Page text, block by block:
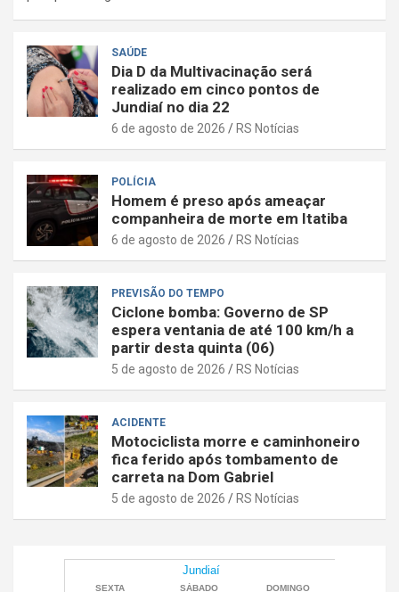
SAÚDE
Dia D da Multivacinação será
realizado em cinco pontos de
Jundiaí no dia 22
6 de agosto de 2026 RS Notícias
POLÍCIA
Homem é preso após ameaçar
companheira de morte em Itatiba
6 de agosto de 2026 RS Notícias
PREVISÃO DO TEMPO
Ciclone bomba: Governo de SP
espera ventania de até 100 km/h a
partir desta quinta (06)
5 de agosto de 2026 RS Notícias
ACIDENTE
Motociclista morre e caminhoneiro
fica ferido após tombamento de
carreta na Dom Gabriel
5 de agosto de 2026 RS Notícias